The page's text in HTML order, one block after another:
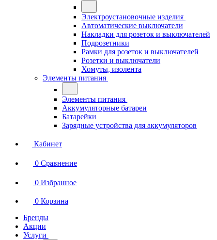
Электроустановочные изделия
Автоматические выключатели
Накладки для розеток и выключателей
Подрозетники
Рамки для розеток и выключателей
Розетки и выключатели
Хомуты, изолента
Элементы питания
Элементы питания
Аккумуляторные батареи
Батарейки
Зарядные устройства для аккумуляторов
Кабинет
0 Сравнение
0 Избранное
0 Корзина
Бренды
Акции
Услуги